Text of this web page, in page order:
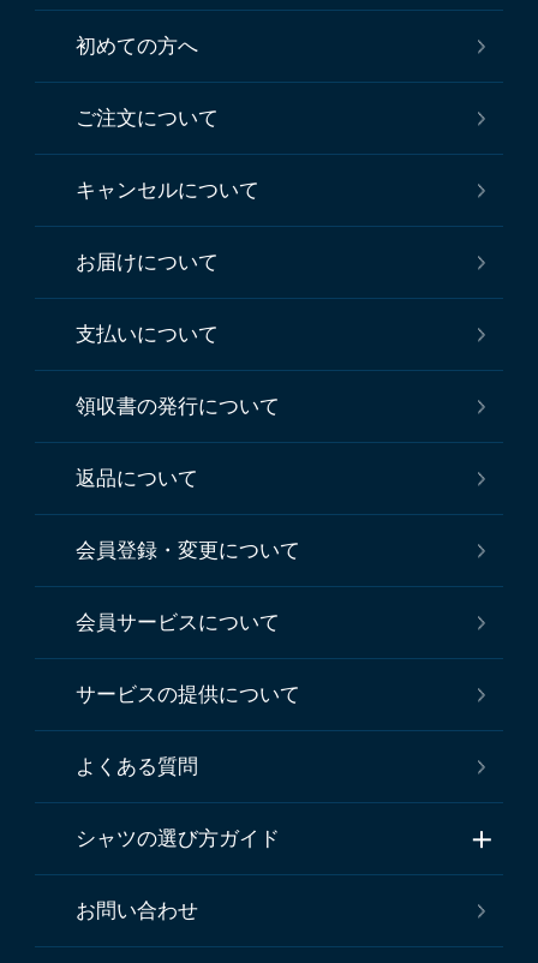
初めての方へ
ご注文について
キャンセルについて
お届けについて
支払いについて
領収書の発行について
返品について
会員登録・変更について
会員サービスについて
サービスの提供について
よくある質問
シャツの選び方ガイド
お問い合わせ